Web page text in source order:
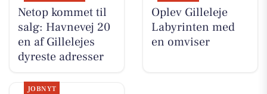
Netop kommet til
salg: Havnevej 20
en af Gillelejes
dyreste adresser
Oplev Gilleleje
Labyrinten med
en omviser
JOBNYT